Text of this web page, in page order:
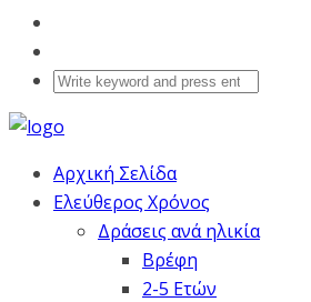
Αρχική Σελίδα
Ελεύθερος Χρόνος
Δράσεις ανά ηλικία
Βρέφη
2-5 Ετών